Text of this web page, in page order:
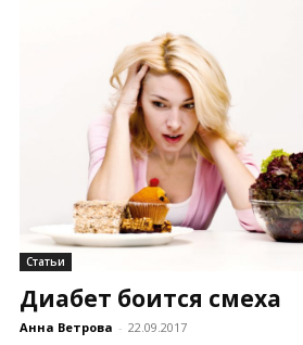
Статьи
Диабет боится смеха
Анна Ветрова - 22.09.2017